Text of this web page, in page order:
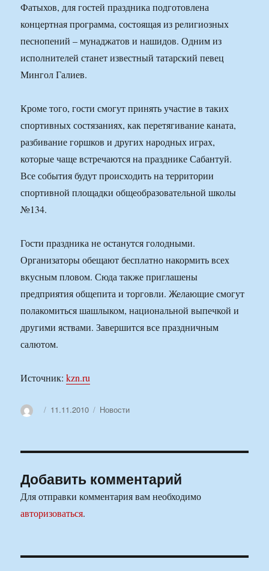
Фатыхов, для гостей праздника подготовлена
концертная программа, состоящая из религиозных
песнопений – мунаджатов и нашидов. Одним из
исполнителей станет известный татарский певец
Мингол Галиев.
Кроме того, гости смогут принять участие в таких
спортивных состязаниях, как перетягивание каната,
разбивание горшков и других народных играх,
которые чаще встречаются на празднике Сабантуй.
Все события будут происходить на территории
спортивной площадки общеобразовательной школы
№134.
Гости праздника не останутся голодными.
Организаторы обещают бесплатно накормить всех
вкусным пловом. Сюда также приглашены
предприятия общепита и торговли. Желающие смогут
полакомиться шашлыком, национальной выпечкой и
другими яствами. Завершится все праздничным
салютом.
Источник:kzn.ru
АвторОпубликовано
11.11.2010 Рубрики
Новости
Добавить комментарий
Для отправки комментария вам необходимо
авторизоваться.